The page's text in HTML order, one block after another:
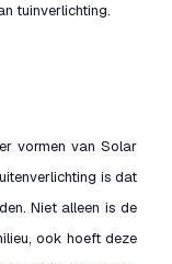
tuinverlichting.
vormen van Solar
is dat
Niet alleen is de
ook hoeft deze